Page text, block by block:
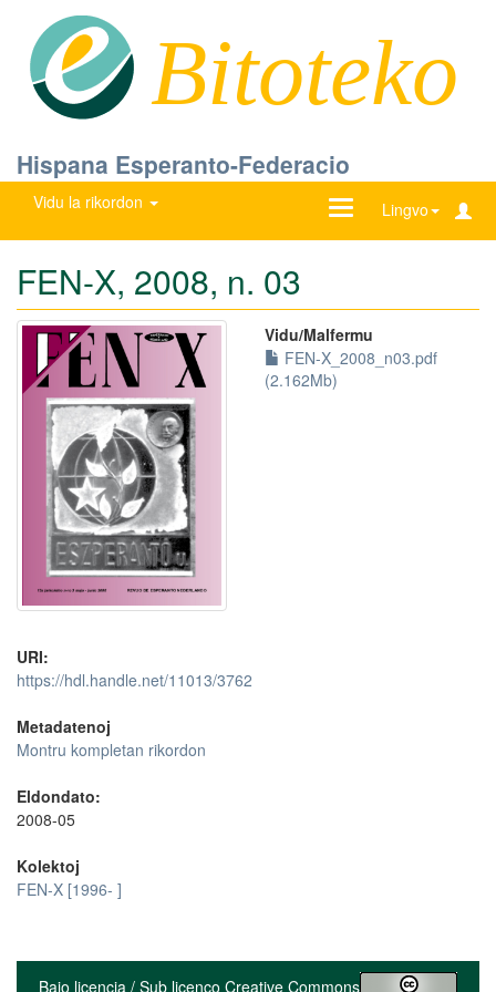
Bitoteko
Hispana Esperanto-Federacio
Vidu la rikordon Lingvo
Ŝanĝu
FEN-X, 2008, n. 03
Vidu/Malfermu
FEN-X_2008_n03.pdf
(2.162Mb)
URI:
https://hdl.handle.net/11013/3762
Metadatenoj
Montru kompletan rikordon
Eldondato:
2008-05
Kolektoj
FEN-X [1996- ]
Bajo licencia / Sub licenco Creative Commons